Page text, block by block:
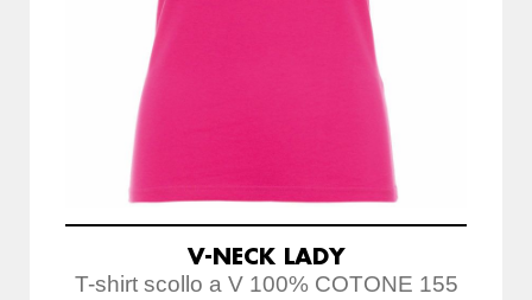
V-NECK LADY
T-shirt scollo a V 100% COTONE 155